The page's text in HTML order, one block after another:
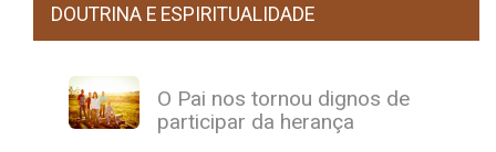
DOUTRINA E ESPIRITUALIDADE
O Pai nos tornou dignos de
participar da herança